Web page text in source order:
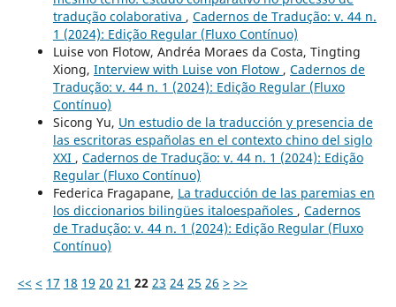
tradução colaborativa , Cadernos de Tradução: v. 44 n.
1 (2024): Edição Regular (Fluxo Contínuo)
Luise von Flotow, Andréa Moraes da Costa, Tingting
Xiong, Interview with Luise von Flotow , Cadernos de
Tradução: v. 44 n. 1 (2024): Edição Regular (Fluxo
Contínuo)
Sicong Yu, Un estudio de la traducción y presencia de
las escritoras españolas en el contexto chino del siglo
XXI , Cadernos de Tradução: v. 44 n. 1 (2024): Edição
Regular (Fluxo Contínuo)
Federica Fragapane, La traducción de las paremias en
los diccionarios bilingües italoespañoles , Cadernos
de Tradução: v. 44 n. 1 (2024): Edição Regular (Fluxo
Contínuo)
<< < 17 18 19 20 21 22 23 24 25 26 > >>